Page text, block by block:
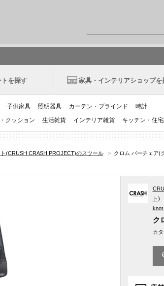
トを探す 家具・インテリアショップを
子供家具 照明器具 カーテン・ブラインド
時計
クッション 生活雑貨 インテリア雑貨 キッチン・住
(CRUSH CRASH PROJECT)のスツール >
クロム バーチェア(
ト)
knot
ク
カ